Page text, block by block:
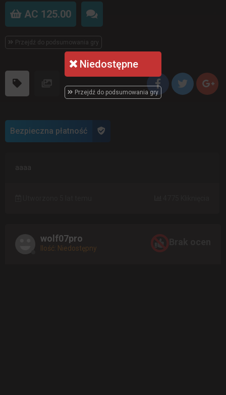
Niedostępne
Przejdź do podsumowania gry
AC 125.00
Przejdź do podsumowania gry
Bezpieczna płatność
aaaa
wolf07pro
Ilość: Niedostępny